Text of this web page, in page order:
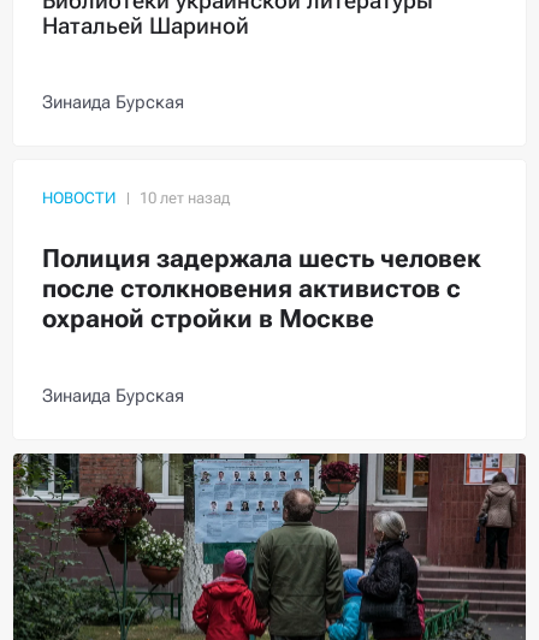
Натальей Шариной
Зинаида Бурская
НОВОСТИ
Полиция задержала шесть человек
после столкновения активистов с
охраной стройки в Москве
Зинаида Бурская